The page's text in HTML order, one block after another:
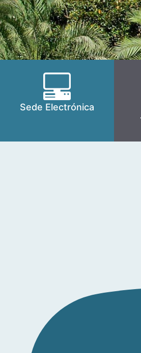
Sede Electrónica